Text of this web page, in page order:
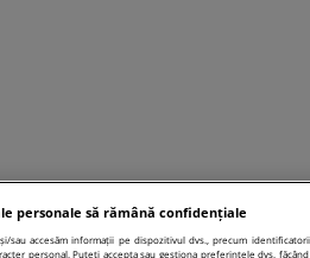
personale să rămână confidențiale
sau accesăm informații pe dispozitivul dvs., precum
personal. Puteți accepta sau gestiona preferințele dvs. făcând